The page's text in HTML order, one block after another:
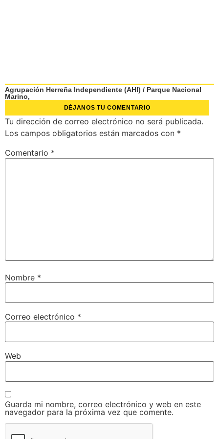
Agrupación Herreña Independiente (AHI) / Parque Nacional
Marino,
DÉJANOS TU COMENTARIO
Tu dirección de correo electrónico no será publicada.
Los campos obligatorios están marcados con *
Comentario *
Nombre *
Correo electrónico *
Web
Guarda mi nombre, correo electrónico y web en este
navegador para la próxima vez que comente.